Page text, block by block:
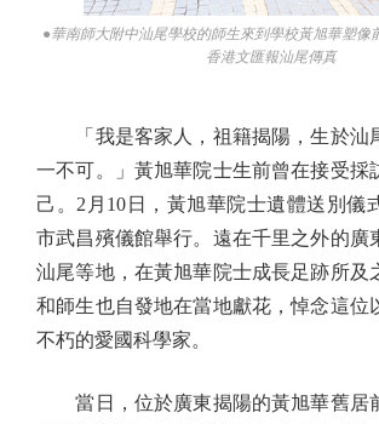
●華南師大附中汕尾學校的師生來到學校黃旭華塑像
香港文匯報汕尾傳真
「我是客家人，祖籍揭陽，生於汕
一不可。」黃旭華院士生前曾在接受採
己。2月10日，黃旭華院士遺體送別儀
市武昌殯儀館舉行。遠在千里之外的廣
汕尾等地，在黃旭華院士成長足跡所及
和師生也自發地在當地獻花，悼念這位
不朽的愛國科學家。
當日，位於廣東揭陽的黃旭華舊居